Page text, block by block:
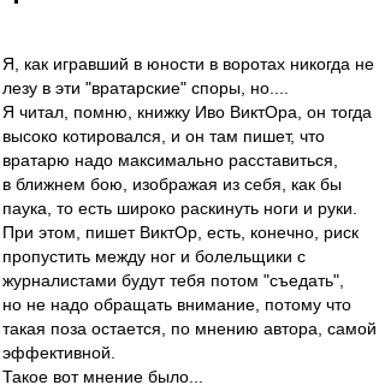
Я, как игравший в юности в воротах никогда не
лезу в эти "вратарские" споры, но....
Я читал, помню, книжку Иво ВиктОра, он тогда
высоко котировался, и он там пишет, что
вратарю надо максимально расставиться,
в ближнем бою, изображая из себя, как бы
паука, то есть широко раскинуть ноги и руки.
При этом, пишет ВиктОр, есть, конечно, риск
пропустить между ног и болельщики с
журналистами будут тебя потом "съедать",
но не надо обращать внимание, потому что
такая поза остается, по мнению автора, самой
эффективной.
Такое вот мнение было...